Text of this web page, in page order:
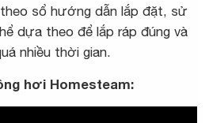
theo sổ hướng dẫn lắp đặt, sử
dựa theo để lắp ráp đúng và
nhiều thời gian.
hơi Homesteam: